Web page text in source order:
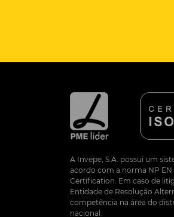
A Invepe, S.A. possui um
acordo com a norma NP EN
Certification. Em caso de
Entidade de Resolução
competência na área do
nacional.